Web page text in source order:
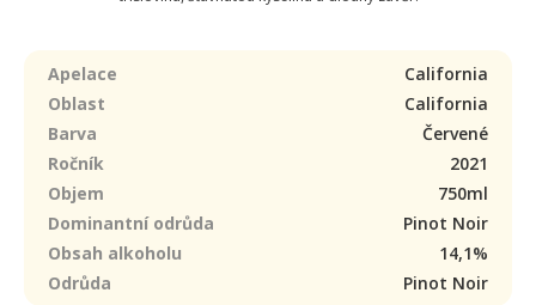
Apelace
California
Oblast
California
Barva
Červené
Ročník
2021
Objem
750ml
Dominantní odrůda
Pinot Noir
Obsah alkoholu
14,1%
Odrůda
Pinot Noir